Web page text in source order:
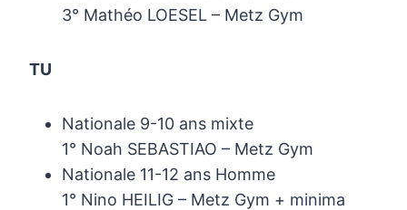
3° Mathéo LOESEL – Metz Gym
TU
Nationale 9-10 ans mixte
1° Noah SEBASTIAO – Metz Gym
Nationale 11-12 ans Homme
1° Nino HEILIG – Metz Gym + minima